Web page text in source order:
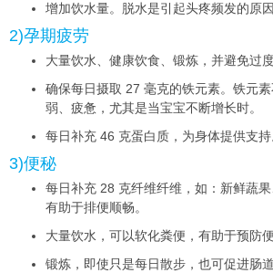
增加饮水量。脱水是引起头疼频发的原因
2)孕期疲劳
大量饮水、健康饮食、锻炼，并避免过度
确保每日摄取 27 毫克的铁元素。铁元
弱、疲惫，尤其是当宝宝不断增长时。
每日补充 46 克蛋白质，为身体提供支持
3)便秘
每日补充 28 克纤维纤维，如：新鲜蔬果
有助于排便顺畅。
大量饮水，可以软化粪便，有助于预防便
锻炼，即使只是每日散步，也可促进肠道